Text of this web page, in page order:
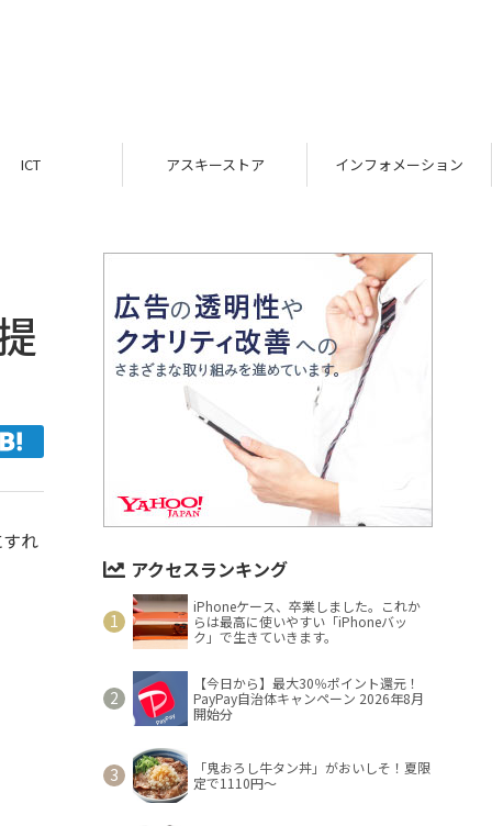
ICT アスキーストア インフォメーション
れ
アクセスランキング
iPhoneケース、卒業しました。これか
らは最高に使いやすい「iPhoneバッ
ク」で生きていきます。
【今日から】最大30％ポイント還元！
PayPay自治体キャンペーン 2026年8月
開始分
「鬼おろし牛タン丼」がおいしそ！夏限
定で1110円～